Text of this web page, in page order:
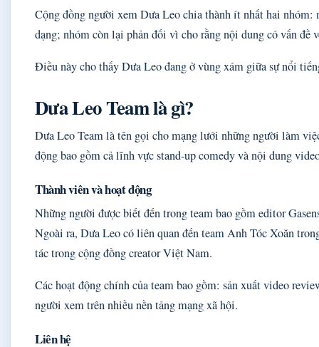
Cộng đồng người xem Dưa Leo chia thành ít nhất hai
dạng; nhóm còn lại phản đối vì cho rằng nội dung có vấn đề
Điều này cho thấy Dưa Leo đang ở vùng xám giữa sự nổi
Dưa Leo Team là gì?
Dưa Leo Team là tên gọi cho mạng lưới những người làm
động bao gồm cả lĩnh vực stand-up comedy và nội dung
Thành viên và hoạt động
Những người được biết đến trong team bao gồm editor
Ngoài ra, Dưa Leo có liên quan đến team Anh Tóc Xoăn
tác trong cộng đồng creator Việt Nam.
Các hoạt động chính của team bao gồm: sản xuất video
người xem trên nhiều nền tảng mạng xã hội.
Liên hệ